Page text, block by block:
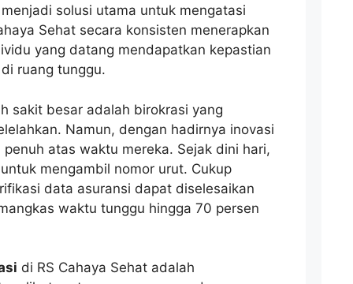
solusi utama untuk mengatasi
Sehat secara konsisten menerapkan
yang datang mendapatkan kepastian
ruang tunggu.
sakit besar adalah birokrasi yang
Namun, dengan hadirnya inovasi
atas waktu mereka. Sejak dini hari,
mengambil nomor urut. Cukup
data asuransi dapat diselesaikan
waktu tunggu hingga 70 persen
di RS Cahaya Sehat adalah